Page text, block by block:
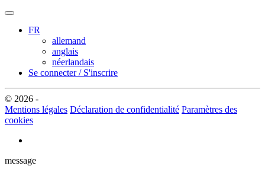
FR
allemand
anglais
néerlandais
Se connecter / S'inscrire
© 2026 -
Mentions légales Déclaration de confidentialité Paramètres des
cookies
message